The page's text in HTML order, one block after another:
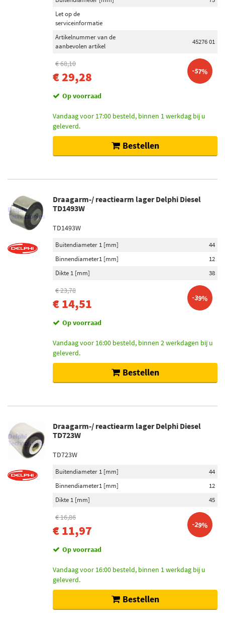
Let op de
serviceinformatie
Artikelnummer van de
aanbevolen artikel
45276 01
€ 68,10
€ 29,28 -57%
Op voorraad
Vandaag voor 17:00 besteld, binnen 1 werkdag bij u
geleverd.
Bestellen
Draagarm-/ reactiearm lager Delphi Diesel
TD1493W
TD1493W
Buitendiameter 1 [mm]
44
Binnendiameter1 [mm]
12
Dikte 1 [mm]
38
€ 23,78
€ 14,51 -39%
Op voorraad
Vandaag voor 16:00 besteld, binnen 2 werkdagen bij u
geleverd.
Bestellen
Draagarm-/ reactiearm lager Delphi Diesel
TD723W
TD723W
Buitendiameter 1 [mm]
44
Binnendiameter1 [mm]
12
Dikte 1 [mm]
45
€ 16,86
€ 11,97 -29%
Op voorraad
Vandaag voor 16:00 besteld, binnen 1 werkdag bij u
geleverd.
Bestellen